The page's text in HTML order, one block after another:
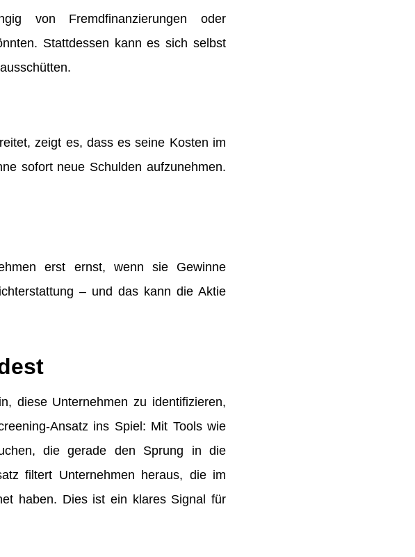
von Fremdfinanzierungen oder
Stattdessen kann es sich selbst
zeigt es, dass es seine Kosten im
sofort neue Schulden aufzunehmen.
erst ernst, wenn sie Gewinne
– und das kann die Aktie
diese Unternehmen zu identifizieren,
Ansatz ins Spiel: Mit Tools wie
die gerade den Sprung in die
filtert Unternehmen heraus, die im
haben. Dies ist ein klares Signal für